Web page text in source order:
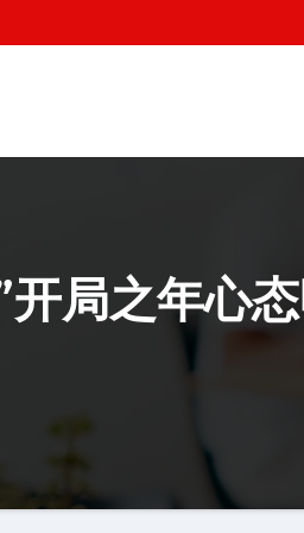
开局之年心